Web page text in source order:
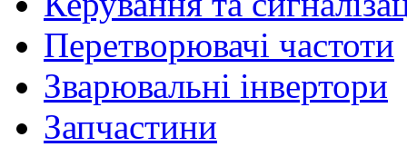
Перетворювачі частоти
Зварювальні інвертори
Запчастини